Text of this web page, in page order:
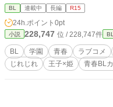
「……もしかして
自分にびっく
くなるばかりで、
に、王路がふいに言った。 「俺と
お試しで“付き
はただの「冗
いていって――？ 恋を知らない高校生ふたり
BL 連載中 長編 R15
24h.ポイント 0pt
小説 228,747 位 / 228,747件 BL
BL 学園 青春 ラブコメ
じれじれ
王子×姫 青春BL